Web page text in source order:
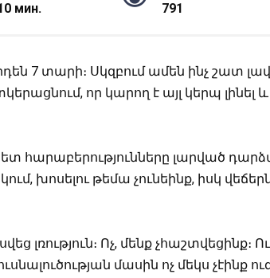
мин. 791
7 տարի։ Սկզբում ամեն ինչ շատ լավ
որ կարող է այլ կերպ լինել
հարաբերությունները լարված
խոսելու թեմա չունեինք, իսկ
լռություն։ Ոչ, մենք չհաշտվեցինք։
մասին ոչ մեկս չէինք